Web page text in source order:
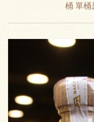
桶 單桶